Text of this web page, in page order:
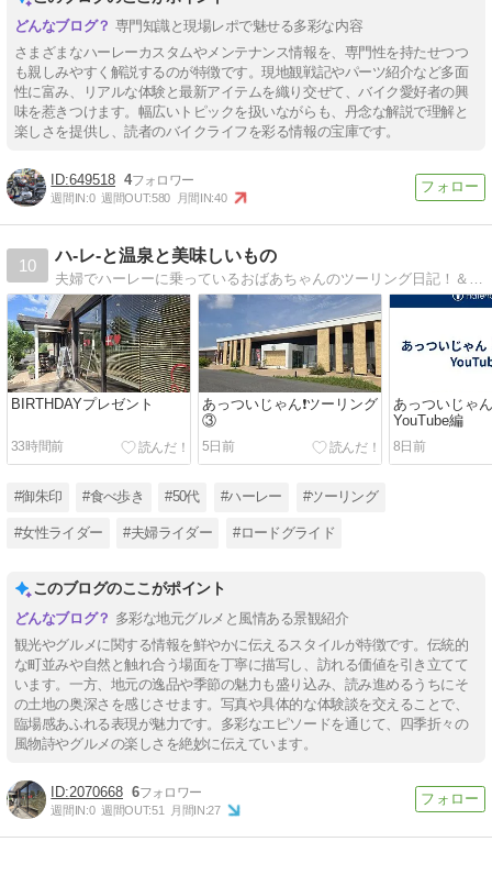
専門知識と現場レポで魅せる多彩な内容
さまざまなハーレーカスタムやメンテナンス情報を、専門性を持たせつつ
も親しみやすく解説するのが特徴です。現地観戦記やパーツ紹介など多面
性に富み、リアルな体験と最新アイテムを織り交ぜて、バイク愛好者の興
味を惹きつけます。幅広いトピックを扱いながらも、丹念な解説で理解と
楽しさを提供し、読者のバイクライフを彩る情報の宝庫です。
649518 4
週間IN:0 週間OUT:580 月間IN:40
10
ハ‐レ‐と温泉と美味しいもの
夫婦でハーレーに乗っているおばあちゃんのツーリング日記！＆食べ歩きや日常日記！
BIRTHDAYプレゼント
33時間前
あっついじゃん❗ツーリング
③
5日前
あっついじゃん
YouTube編
8日前
#御朱印 #食べ歩き #50代 #ハーレー #ツーリング
#女性ライダー #夫婦ライダー #ロードグライド
このブログのここがポイント
多彩な地元グルメと風情ある景観紹介
観光やグルメに関する情報を鮮やかに伝えるスタイルが特徴です。伝統的
な町並みや自然と触れ合う場面を丁寧に描写し、訪れる価値を引き立てて
います。一方、地元の逸品や季節の魅力も盛り込み、読み進めるうちにそ
の土地の奥深さを感じさせます。写真や具体的な体験談を交えることで、
臨場感あふれる表現が魅力です。多彩なエピソードを通じて、四季折々の
風物詩やグルメの楽しさを絶妙に伝えています。
2070668 6
週間IN:0 週間OUT:51 月間IN:27